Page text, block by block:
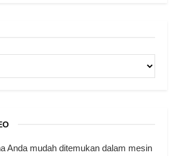
Anda mudah ditemukan dalam mesin